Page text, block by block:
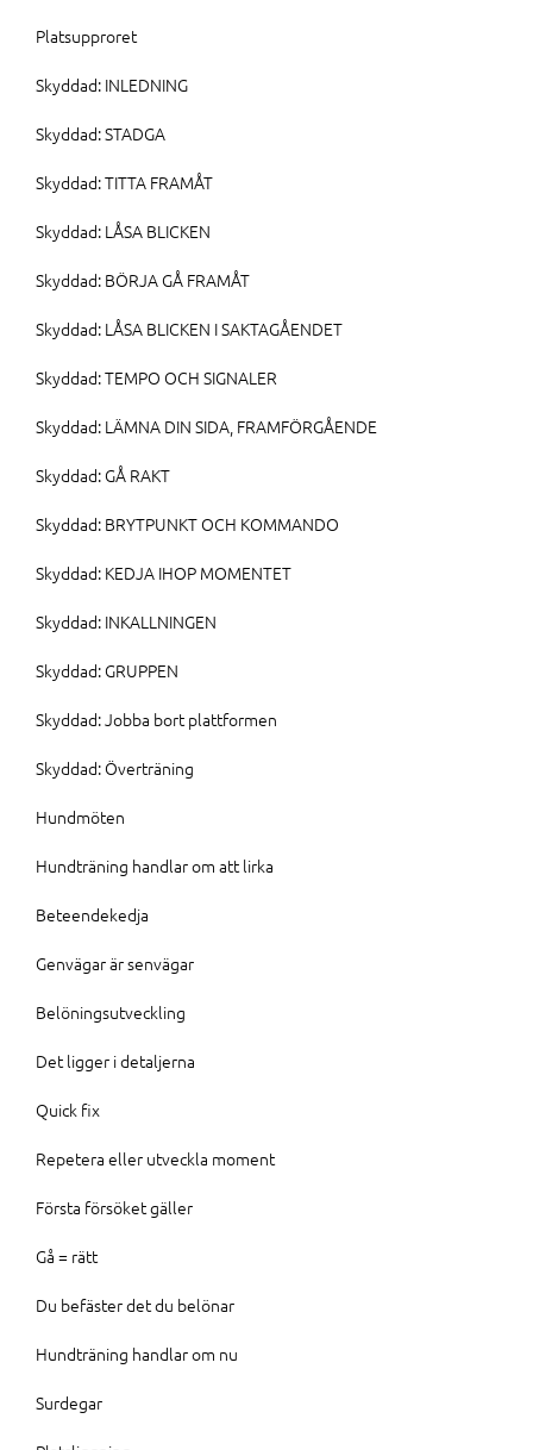
Platsupproret
Skyddad: INLEDNING
Skyddad: STADGA
Skyddad: TITTA FRAMÅT
Skyddad: LÅSA BLICKEN
Skyddad: BÖRJA GÅ FRAMÅT
Skyddad: LÅSA BLICKEN I SAKTAGÅENDET
Skyddad: TEMPO OCH SIGNALER
Skyddad: LÄMNA DIN SIDA, FRAMFÖRGÅENDE
Skyddad: GÅ RAKT
Skyddad: BRYTPUNKT OCH KOMMANDO
Skyddad: KEDJA IHOP MOMENTET
Skyddad: INKALLNINGEN
Skyddad: GRUPPEN
Skyddad: Jobba bort plattformen
Skyddad: Överträning
Hundmöten
Hundträning handlar om att lirka
Beteendekedja
Genvägar är senvägar
Belöningsutveckling
Det ligger i detaljerna
Quick fix
Repetera eller utveckla moment
Första försöket gäller
Gå = rätt
Du befäster det du belönar
Hundträning handlar om nu
Surdegar